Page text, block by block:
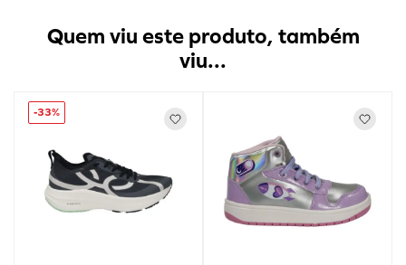
Quem viu este produto, também
viu...
-33%